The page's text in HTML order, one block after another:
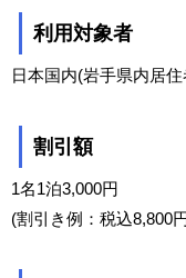
利用対象者
日本国内(岩手県内居
割引額
1名1泊3,000円
(割引き例：税込8,800